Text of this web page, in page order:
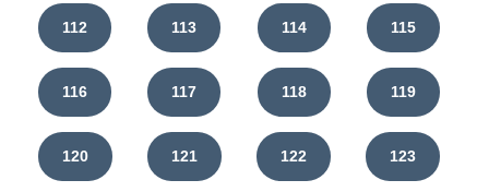
112 113 114 115
116 117 118 119
120 121 122 123